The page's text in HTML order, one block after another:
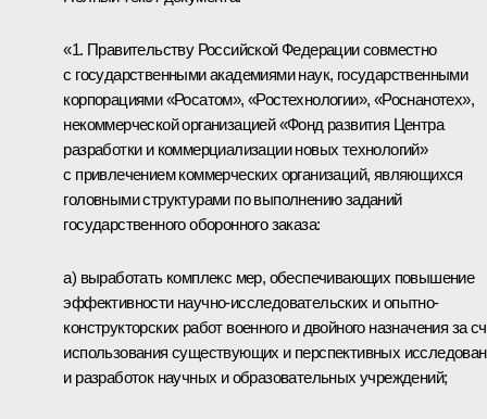
«1. Правительству Российской Федерации совместно
с государственными академиями наук, государственными
корпорациями «Росатом», «Ростехнологии», «Роснанотех»,
некоммерческой организацией «Фонд развития Центра
разработки и коммерциализации новых технологий»
с привлечением коммерческих организаций, являющихся
головными структурами по выполнению заданий
государственного оборонного заказа:
а) выработать комплекс мер, обеспечивающих повышение
эффективности научно-исследовательских и опытно-
конструкторских работ военного и двойного назначения за
использования существующих и перспективных
и разработок научных и образовательных учреждений;